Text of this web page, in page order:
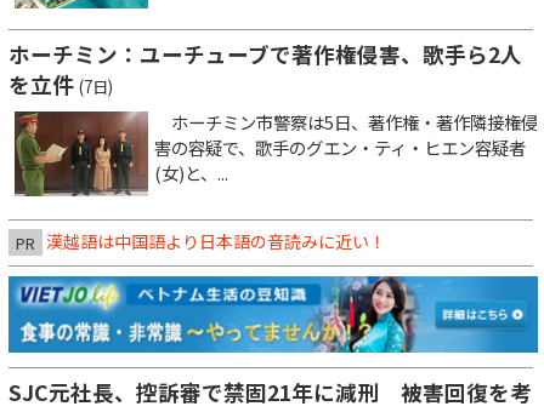
ホーチミン：ユーチューブで著作権侵害、歌手ら2人
を立件 (7日)
ホーチミン市警察は5日、著作権・著作隣接権侵
害の容疑で、歌手のグエン・ティ・ヒエン容疑者
(女)と、...
PR 漢越語は中国語より日本語の音読みに近い！
SJC元社長、控訴審で禁固21年に減刑 被害回復を考